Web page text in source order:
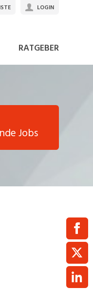
RATGEBER
LOGIN
Jobs
JETZT BEWERBEN